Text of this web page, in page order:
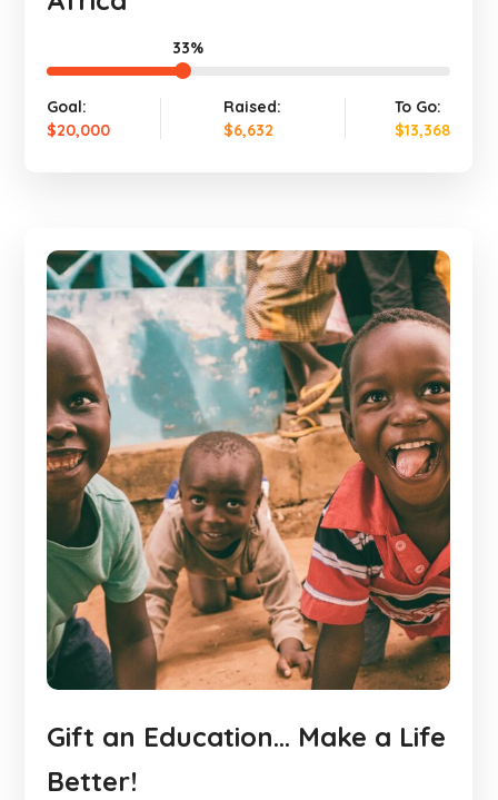
33%
Goal:
$20,000
Raised:
$6,632
To Go:
$13,368
Gift an Education… Make a Life
Better!